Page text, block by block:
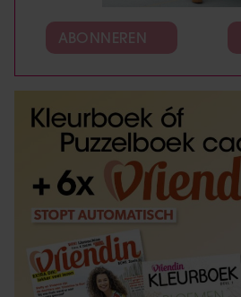
ABONNEREN